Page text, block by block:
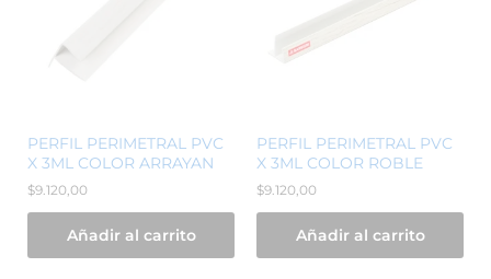
PERFIL PERIMETRAL PVC
X 3ML COLOR ARRAYAN
$9.120,00
Añadir al carrito
PERFIL PERIMETRAL PVC
X 3ML COLOR ROBLE
$9.120,00
Añadir al carrito